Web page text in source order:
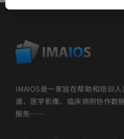
IMAIOS是一家旨在帮助和培训
谱、医学影像、临床病例协作数
服务……